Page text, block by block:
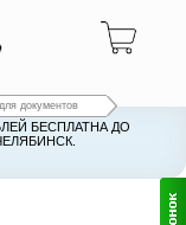
документов
БЕСПЛАТНА ДО